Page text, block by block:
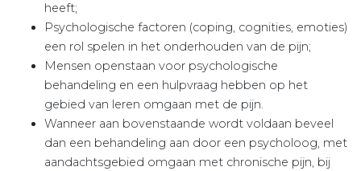
heeft;
Psychologische factoren (coping, cognities, emoties)
een rol spelen in het onderhouden van de pijn;
Mensen openstaan voor psychologische
behandeling en een hulpvraag hebben op het
gebied van leren omgaan met de pijn.
Wanneer aan bovenstaande wordt voldaan beveel
dan een behandeling aan door een psycholoog, met
aandachtsgebied omgaan met chronische pijn, bij